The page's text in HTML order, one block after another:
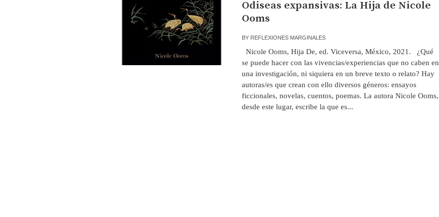
Odiseas expansivas: La Hija de Nicole
Ooms
BY REFLEXIONES MARGINALES
Nicole Ooms, Hija De, ed. Viceversa, México, 2021. ¿Qué
se puede hacer con las vivencias/experiencias que no caben en
una investigación, ni siquiera en un breve texto o relato? Hay
autoras/es que crean con ello diversos géneros: ensayos
ficcionales, novelas, cuentos, poemas. La autora Nicole Ooms,
desde este lugar, escribe la que es...